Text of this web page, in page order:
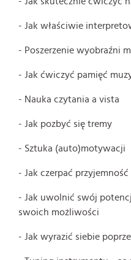
- Jak właściwie
- Poszerzenie wyobraźni
- Jak ćwiczyć pamięć
- Nauka czytania a vista
- Jak pozbyć się tremy
- Sztuka (auto)motywacji
- Jak czerpać
- Jak uwolnić swój
swoich możliwości
- Jak wyrazić siebie